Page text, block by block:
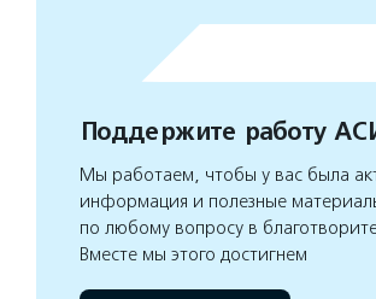
Поддержите работу
Мы работаем, чтобы у вас была
информация и полезные
по любому вопросу в
Вместе мы этого достигнем